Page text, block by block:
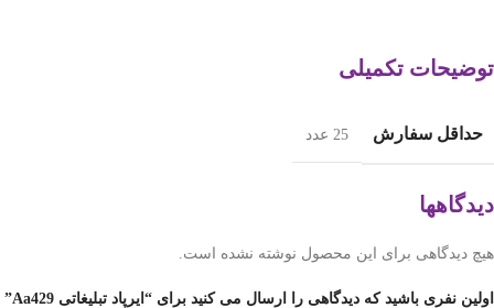
توضیحات تکمیلی
حداقل سفارش 25 عدد
دیدگاهها
هیچ دیدگاهی برای این محصول نوشته نشده است.
اولین نفری باشید که دیدگاهی را ارسال می کنید برای “ایرپاد تبلیغاتی Aa429”